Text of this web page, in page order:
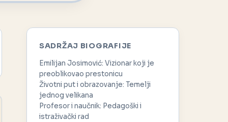
SADRŽAJ BIOGRAFIJE
Emilijan Josimović: Vizionar koji je
preoblikovao prestonicu
Životni put i obrazovanje: Temelji
jednog velikana
Profesor i naučnik: Pedagoški i
istraživački rad